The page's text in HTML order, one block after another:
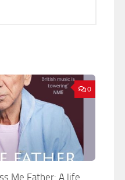
0
Me Father: A life